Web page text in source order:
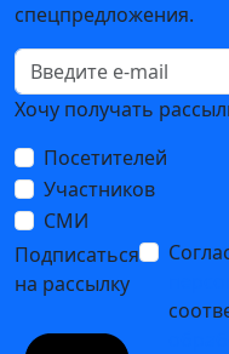
спецпредложения.
Хочу получать
Посетителей
Участников
СМИ
Подписаться
на рассылку